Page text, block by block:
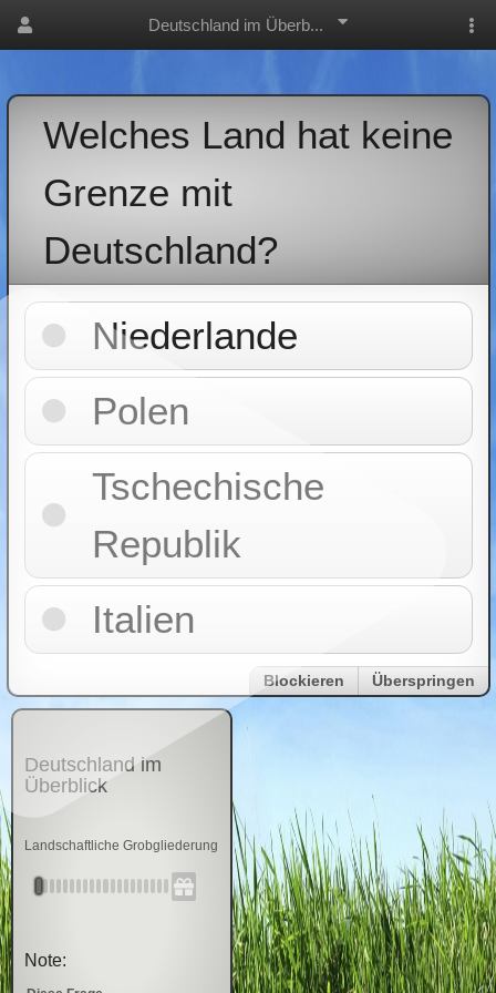
Deutschland im Überb...
Welches Land hat keine
Grenze mit
Deutschland?
Niederlande
Polen
Tschechische
Republik
Italien
Blockieren Überspringen
Deutschland im
Überblick
Landschaftliche Grobgliederung
Note: